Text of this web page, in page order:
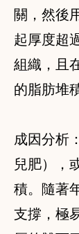
關，然後
起厚度超
組織，且
的脂肪堆
成因分析
兒肥），
積。隨著
支撐，極